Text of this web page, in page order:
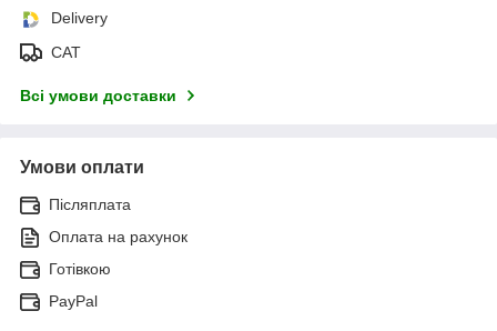
Delivery
САТ
Всі умови доставки
Умови оплати
Післяплата
Оплата на рахунок
Готівкою
PayPal